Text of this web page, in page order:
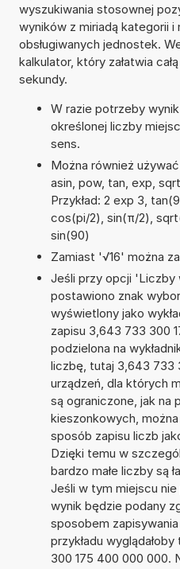
wyszukiwania stosownej
wyników z miriadą kategorii i
obsługiwanych jednostek.
kalkulator, który załatwia
sekundy.
W razie potrzeby
określonej liczby
sens.
Można również
asin, pow, tan, exp,
Przykład: 2 exp 3,
cos(pi/2), sin(π/2),
sin(90)
Zamiast '√16' można
Jeśli przy opcji 'Liczby
postawiono znak
wyświetlony jako
zapisu 3,643 733 300
podzielona na
liczbę, tutaj 3,643 733
urządzeń, dla których
są ograniczone, jak na
kieszonkowych,
sposób zapisu liczb
Dzięki temu w
bardzo małe liczby są
Jeśli w tym miejscu
wynik będzie podany
sposobem
przykładu
300 175 400 000 000.